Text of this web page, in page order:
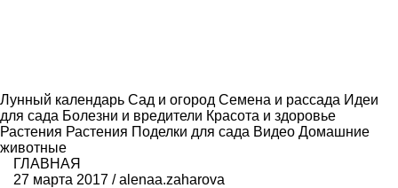
Лунный календарь Сад и огород Семена и рассада Идеи
для сада Болезни и вредители Красота и здоровье
Растения Растения Поделки для сада Видео Домашние
животные
ГЛАВНАЯ
27 марта 2017 /alenaa.zaharova